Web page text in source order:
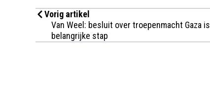
Vorig artikel
Van Weel: besluit over troepenmacht Gaza is
belangrijke stap